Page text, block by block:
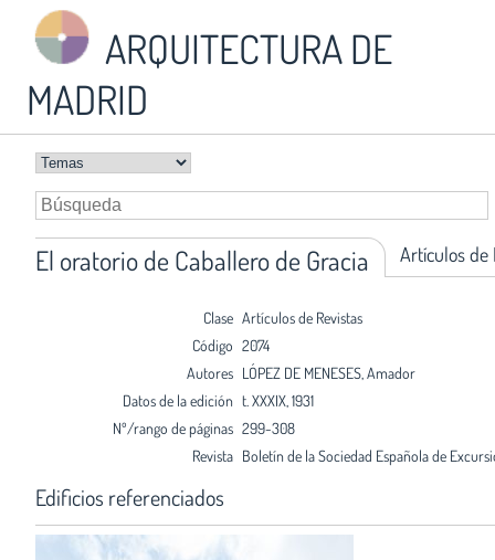
ARQUITECTURA DE
MADRID
El oratorio de Caballero de Gracia Artículos de
Clase Artículos de Revistas
Código 2074
Autores LÓPEZ DE MENESES, Amador
Datos de la edición t. XXXIX, 1931
Nº/rango de páginas 299-308
Revista Boletín de la Sociedad Española de
Edificios referenciados